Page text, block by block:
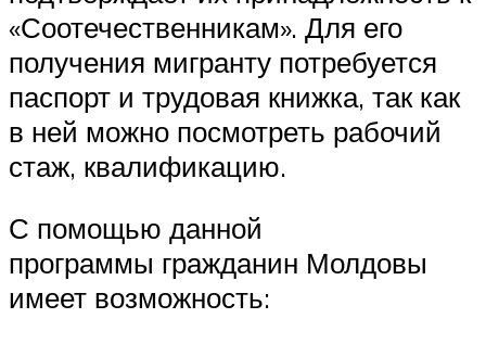
«Соотечественникам». Для его
получения мигранту потребуется
паспорт и трудовая книжка, так как
в ней можно посмотреть рабочий
стаж, квалификацию.
С помощью данной
программы гражданин Молдовы
имеет возможность: